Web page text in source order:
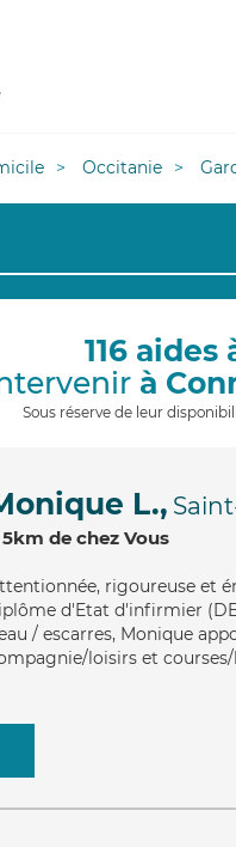
Occitanie
116
à
Sous réserve de leur
L.,
de chez Vous
, rigoureuse et
d'Etat d'infirmier
/ escarres, Monique
loisirs et